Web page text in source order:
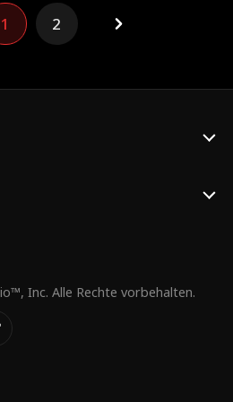
1 2
Inc. Alle Rechte vorbehalten.